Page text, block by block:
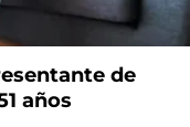
de
años